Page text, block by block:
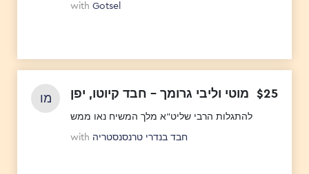
with Gotsel
מו מוטי וליבי גרומך - חבד קיוטו, יפן $25
להתגלות הרבי שליט"א מלך המשיח נאו ממש
with חבד בנדרי טרנסנסטריה